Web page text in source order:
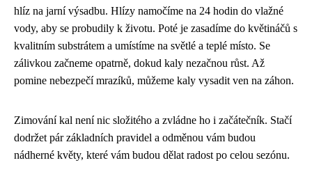
hlíz na jarní výsadbu. Hlízy namočíme na 24 hodin do vlažné
vody, aby se probudily k životu. Poté je zasadíme do květináčů s
kvalitním substrátem a umístíme na světlé a teplé místo. Se
zálivkou začneme opatrně, dokud kaly nezačnou růst. Až
pomine nebezpečí mrazíků, můžeme kaly vysadit ven na záhon.
Zimování kal není nic složitého a zvládne ho i začátečník. Stačí
dodržet pár základních pravidel a odměnou vám budou
nádherné květy, které vám budou dělat radost po celou sezónu.